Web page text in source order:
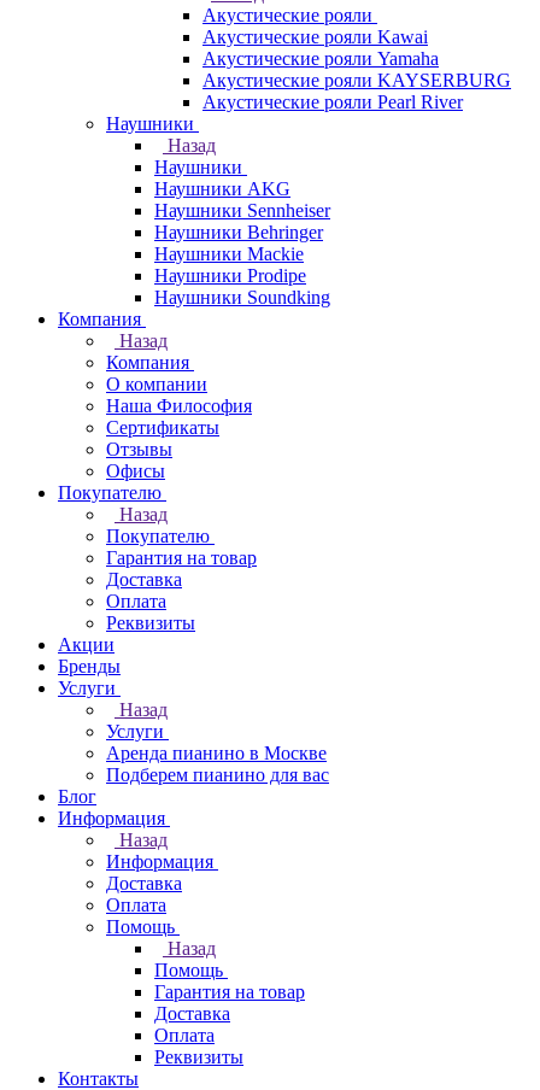
Акустические рояли
Акустические рояли Kawai
Акустические рояли Yamaha
Акустические рояли KAYSERBURG
Акустические рояли Pearl River
Наушники
Назад
Наушники
Наушники AKG
Наушники Sennheiser
Наушники Behringer
Наушники Mackie
Наушники Prodipe
Наушники Soundking
Компания
Назад
Компания
О компании
Наша Философия
Сертификаты
Отзывы
Офисы
Покупателю
Назад
Покупателю
Гарантия на товар
Доставка
Оплата
Реквизиты
Акции
Бренды
Услуги
Назад
Услуги
Аренда пианино в Москве
Подберем пианино для вас
Блог
Информация
Назад
Информация
Доставка
Оплата
Помощь
Назад
Помощь
Гарантия на товар
Доставка
Оплата
Реквизиты
Контакты